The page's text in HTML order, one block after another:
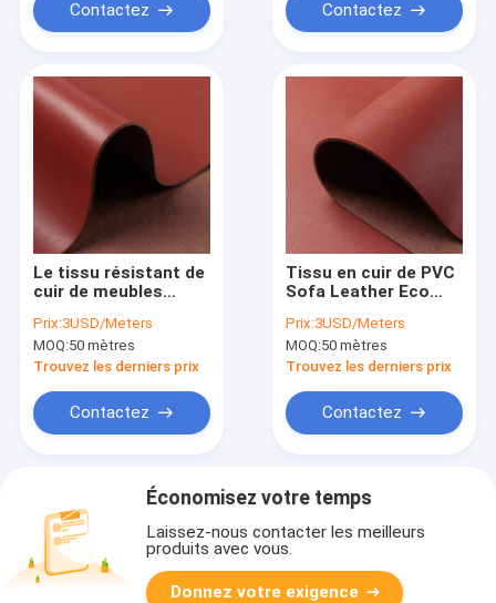
Contactez Contactez
Le tissu résistant de
cuir de meubles
similicuir d'unité
centrale
Prix:3USD/Meters
MOQ:50 mètres
Trouvez les derniers prix
Contactez
Tissu en cuir de PVC
Sofa Leather Eco
d'ODM Mildewproof
Prix:3USD/Meters
MOQ:50 mètres
Trouvez les derniers prix
Contactez
Économisez votre temps
Laissez-nous contacter les meilleurs
produits avec vous.
Donnez votre exigence